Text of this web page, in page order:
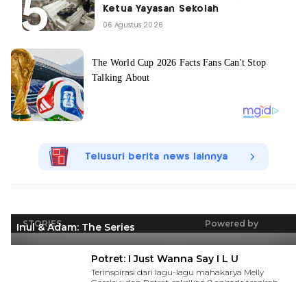
Ketua Yayasan Sekolah
06 Agustus 2026
Telusuri berita news lainnya